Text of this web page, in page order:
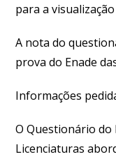
para a
A nota do
prova do Enade
Informações
O Questionário do
Licenciaturas